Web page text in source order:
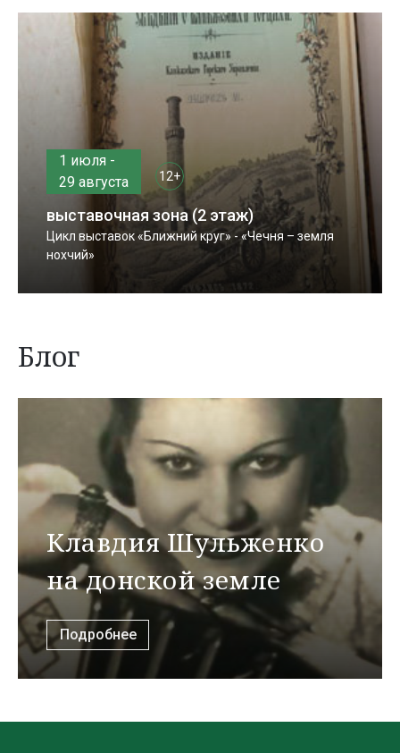
1 июля -
29 августа
12+
выставочная зона (2 этаж)
Цикл выставок «Ближний круг» - «Чечня – земля
нохчий»
Блог
Клавдия Шульженко
на донской земле
Подробнее